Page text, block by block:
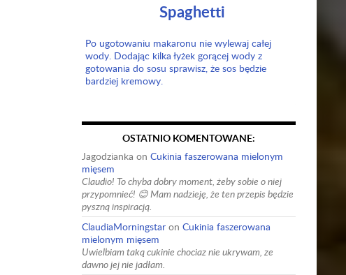
Spaghetti
Po ugotowaniu makaronu nie wylewaj całej
wody. Dodając kilka łyżek gorącej wody z
gotowania do sosu sprawisz, że sos będzie
bardziej kremowy.
OSTATNIO KOMENTOWANE:
Jagodzianka on Cukinia faszerowana mielonym
mięsem
Claudio! To chyba dobry moment, żeby sobie o niej
przypomnieć! 😊 Mam nadzieję, że ten przepis będzie
pyszną inspiracją.
ClaudiaMorningstar on Cukinia faszerowana
mielonym mięsem
Uwielbiam taką cukinie chociaz nie ukrywam, ze
dawno jej nie jadłam.